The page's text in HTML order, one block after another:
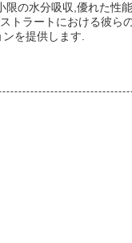
の水分吸収,優れた性
トラートにおける彼ら
を提供します.